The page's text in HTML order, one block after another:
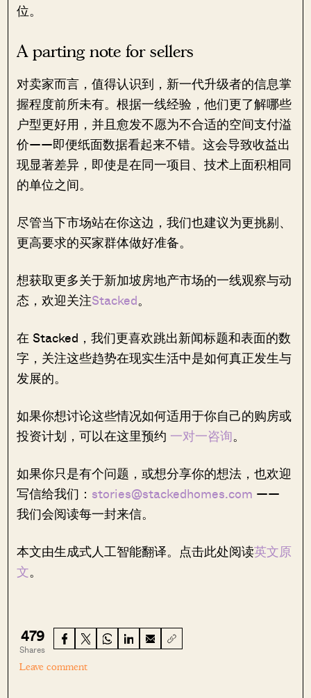
位。
A parting note for sellers
对卖家而言，值得认识到，新一代升级者的信息掌
握程度前所未有。根据一线经验，他们更了解哪些
户型更好用，并且愈发不愿为不合适的空间支付溢
价——即便纸面数据看起来不错。这会导致收益出
现显著差异，即使是在同一项目、技术上面积相同
的单位之间。
尽管当下市场站在你这边，我们也建议为更挑剔、
更高要求的买家群体做好准备。
想获取更多关于新加坡房地产市场的一线观察与动
态，欢迎关注Stacked。
在 Stacked，我们更喜欢跳出新闻标题和表面的数
字，关注这些趋势在现实生活中是如何真正发生与
发展的。
如果你想讨论这些情况如何适用于你自己的购房或
投资计划，可以在这里预约 一对一咨询。
如果你只是有个问题，或想分享你的想法，也欢迎
写信给我们： stories@stackedhomes.com ——
我们会阅读每一封来信。
本文由生成式人工智能翻译。点击此处阅读英文原
文。
479
Shares
Leave comment